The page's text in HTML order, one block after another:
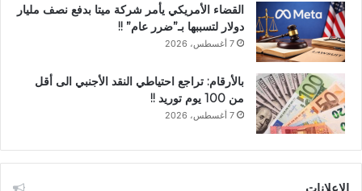
القضاء الأمريكي يأمر شركة ميتا بدفع نصف مليار
دولار لتسببها بـ”ضرر عام” !!
7 أغسطس، 2026
بالأرقام: تراجع احتياطي النقد الأجنبي الى أقل
من 100 يوم توريد !!
7 أغسطس، 2026